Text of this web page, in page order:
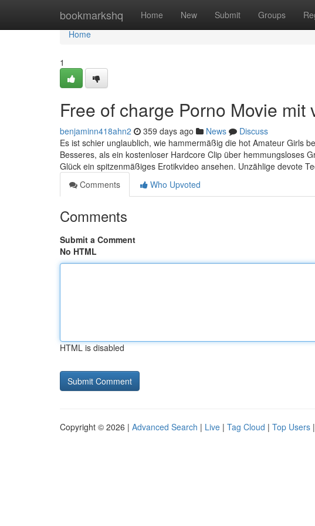
bookmarkshq Home New Submit Groups
Home
Home
1
Free of charge Porno Movie
benjaminn418ahn2 359 days ago News
Discuss
Es ist schier unglaublich, wie hammermäßig die hot Amateur Girls
Besseres, als ein kostenloser Hardcore Clip über hemmungsloses
Glück ein spitzenmäßiges Erotikvideo ansehen. Unzählige devote
Comments
Who Upvoted
Comments
Submit a Comment
No HTML
HTML is disabled
Copyright © 2026 | Advanced Search | Live | Tag Cloud | Top Users